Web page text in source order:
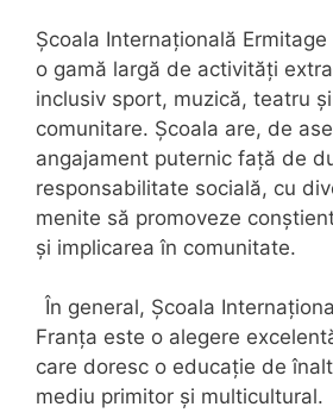
Școala Internațională
o gamă largă de activități
inclusiv sport, muzică, teatru
comunitare. Școala are, de
angajament puternic față de
responsabilitate socială, cu
menite să promoveze
și implicarea în comunitate.
În general, Școala
Franța este o alegere
care doresc o educație de
mediu primitor și multicultural.